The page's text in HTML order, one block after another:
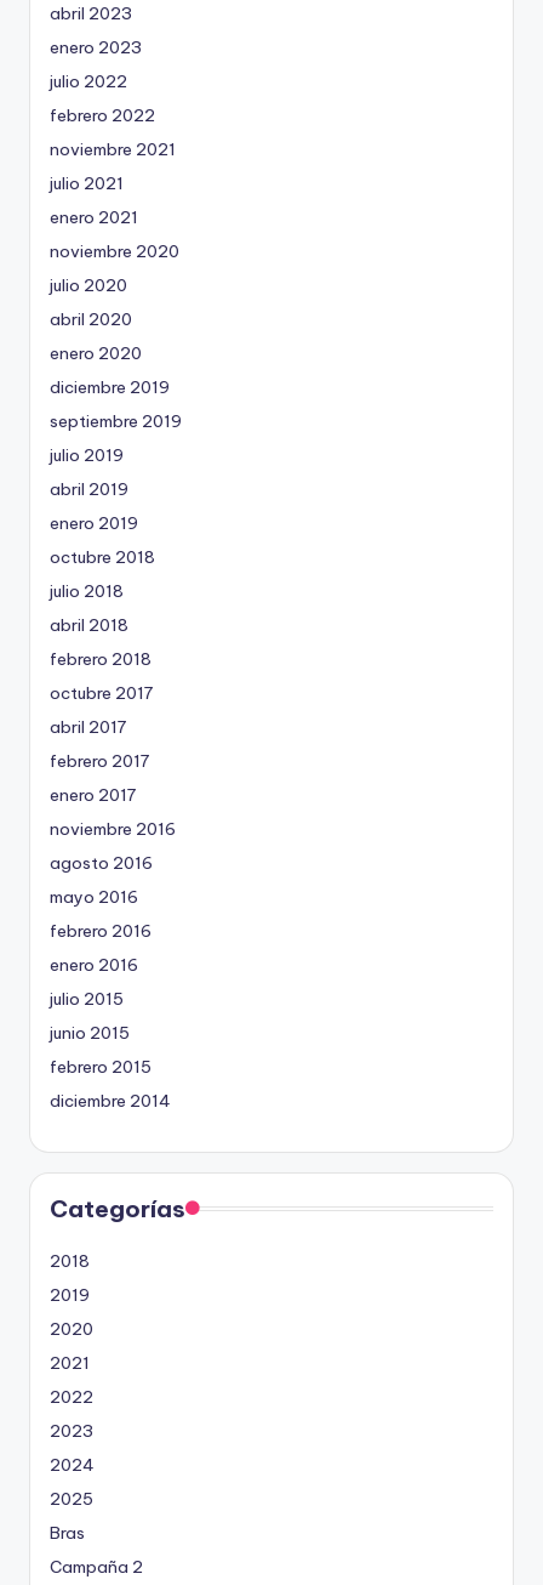
abril 2023
enero 2023
julio 2022
febrero 2022
noviembre 2021
julio 2021
enero 2021
noviembre 2020
julio 2020
abril 2020
enero 2020
diciembre 2019
septiembre 2019
julio 2019
abril 2019
enero 2019
octubre 2018
julio 2018
abril 2018
febrero 2018
octubre 2017
abril 2017
febrero 2017
enero 2017
noviembre 2016
agosto 2016
mayo 2016
febrero 2016
enero 2016
julio 2015
junio 2015
febrero 2015
diciembre 2014
Categorías
2018
2019
2020
2021
2022
2023
2024
2025
Bras
Campaña 2